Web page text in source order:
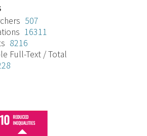
507
16311
8216
Full-Text / Total